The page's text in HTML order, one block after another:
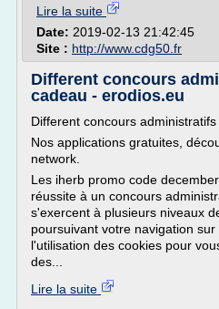
Lire la suite
Date: 2019-02-13 21:42:45
Site : http://www.cdg50.fr
Different concours
cadeau - erodios.eu
Different concours administratifs
Nos applications gratuites,
network.
Les iherb promo code
réussite à un concours
s'exercent à plusieurs niveaux
poursuivant votre navigation
l'utilisation des cookies pour
des...
Lire la suite